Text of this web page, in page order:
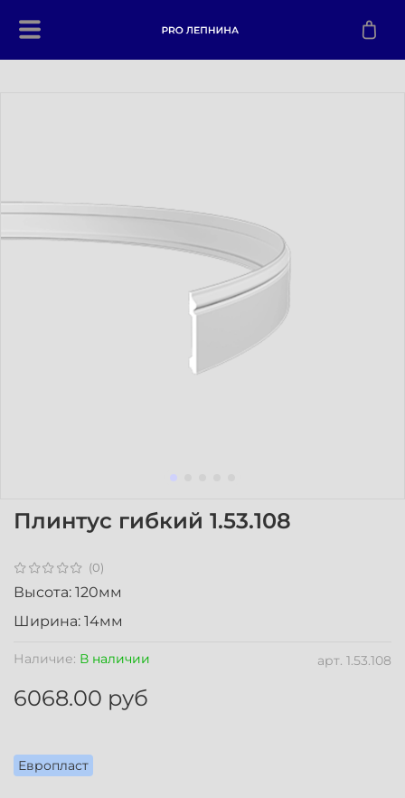
(0)
арт. 1.53.108
Наличие: В наличии
Европласт
Плинтус гибкий 1.53.108
6068.00 руб
Высота: 120мм
Ширина: 14мм